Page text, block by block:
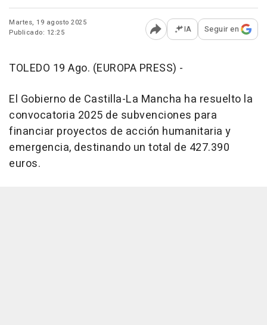
Martes, 19 agosto 2025
Publicado: 12:25
Abrir opciones para
IA Seguir en
TOLEDO 19 Ago. (EUROPA PRESS) -
El Gobierno de Castilla-La Mancha ha resuelto la
convocatoria 2025 de subvenciones para
financiar proyectos de acción humanitaria y
emergencia, destinando un total de 427.390
euros.